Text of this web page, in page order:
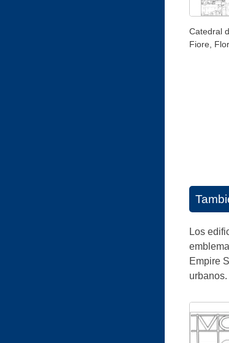
Catedral
Fiore,
Los
Empire
urbanos.